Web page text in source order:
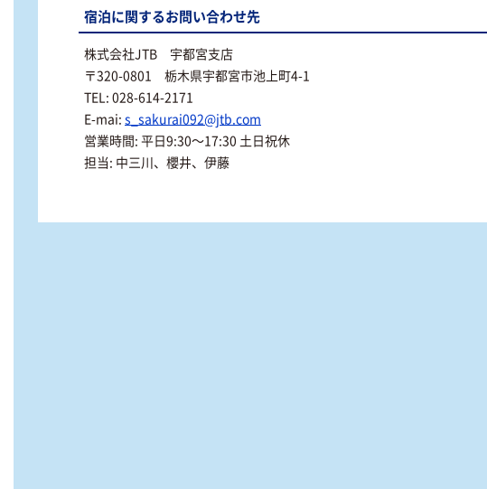
宿泊に関するお問い合わせ先
株式会社JTB 宇都宮支店
〒320-0801 栃木県宇都宮市池上町4-1
TEL: 028-614-2171
E-mai: s_sakurai092@jtb.com
営業時間: 平日9:30～17:30 土日祝休
担当: 中三川、櫻井、伊藤